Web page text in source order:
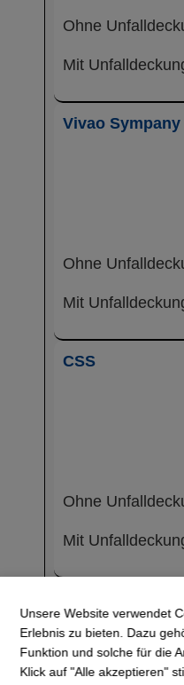
Ohne
Mit
Vivao Sympany
Ohne
Mit
CSS
Ohne
Mit
Unsere Website verwendet
Erlebnis zu bieten. Dazu
Funktion und solche für die
Klick auf "Alle akzeptieren"